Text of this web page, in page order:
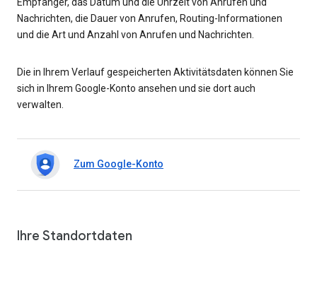
Empfänger, das Datum und die Uhrzeit von Anrufen und
Nachrichten, die Dauer von Anrufen, Routing-Informationen
und die Art und Anzahl von Anrufen und Nachrichten.
Die in Ihrem Verlauf gespeicherten Aktivitätsdaten können Sie
sich in Ihrem Google-Konto ansehen und sie dort auch
verwalten.
Zum Google-Konto
Ihre Standortdaten